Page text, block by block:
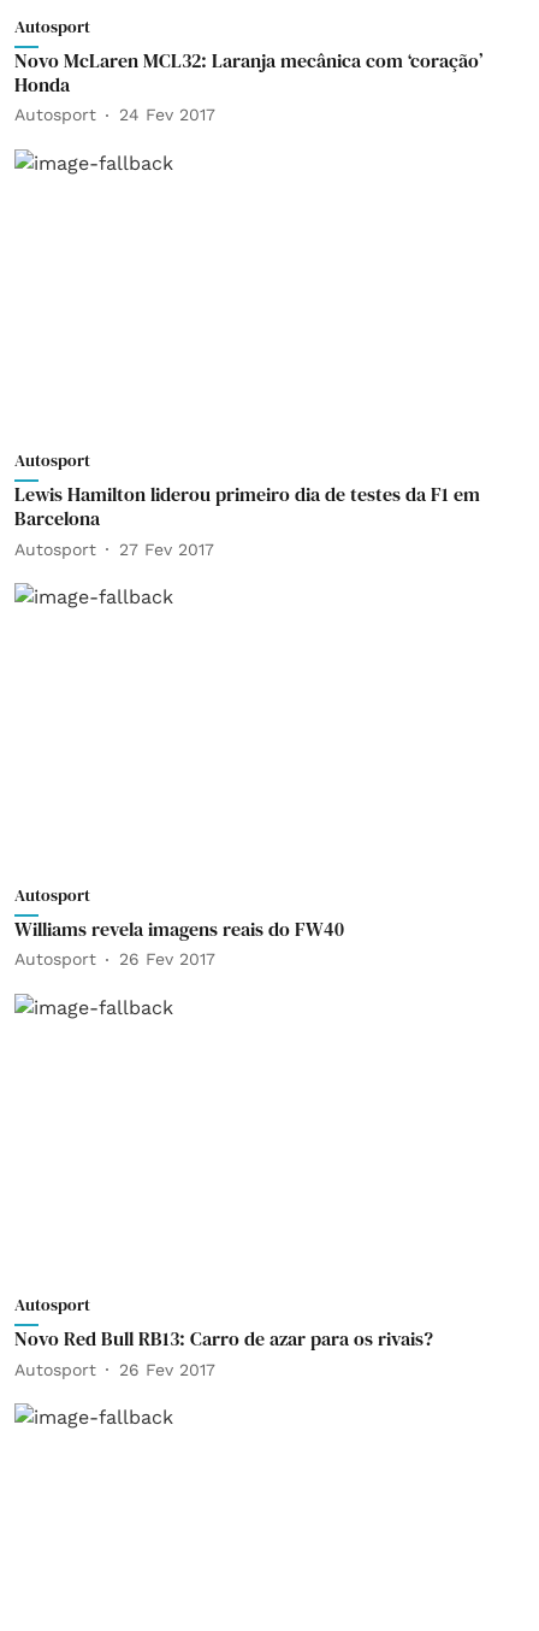
Autosport
Novo McLaren MCL32: Laranja mecânica com ‘coração’
Honda
Autosport 24 Fev 2017
Autosport
Lewis Hamilton liderou primeiro dia de testes da F1 em
Barcelona
Autosport 27 Fev 2017
Autosport
Williams revela imagens reais do FW40
Autosport 26 Fev 2017
Autosport
Novo Red Bull RB13: Carro de azar para os rivais?
Autosport 26 Fev 2017